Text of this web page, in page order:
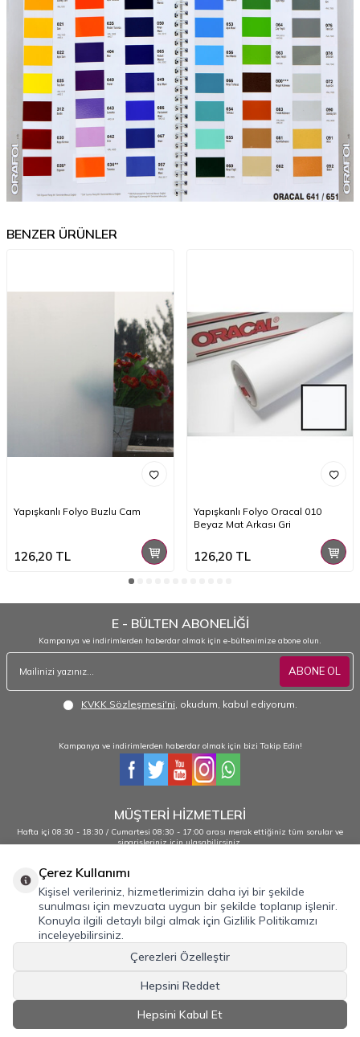
BENZER ÜRÜNLER
Yapışkanlı Folyo Buzlu Cam
126,20 TL
Yapışkanlı Folyo Oracal 010
Beyaz Mat Arkası Gri
126,20TL
E - BÜLTEN ABONELİĞİ
Kampanya ve indirimlerden haberdar olmak için e-bültenimize abone olun.
ABONE OL
KVKK Sözleşmesi'ni , okudum, kabul ediyorum.
Kampanya ve indirimlerden haberdar olmak için bizi Takip Edin!
MÜŞTERİ HİZMETLERİ
Hafta içi 08:30 - 18:30 / Cumartesi 08:30 - 17:00 arası merak ettiğiniz tüm sorular ve
siparişleriniz için ulaşabilirsiniz.
0232 484 38 44 - 0533 330 88 95
Önemli Bilgiler
Hızlı Erişim
Üye
İLETİŞİM
T-SoftE-TicaretSistemleriyle Hazırlanmıştır.
Çerez Kullanımı
Kişisel verileriniz, hizmetlerimizin daha iyi bir şekilde
sunulması için mevzuata uygun bir şekilde toplanıp işlenir.
Konuyla ilgili detaylı bilgi almak için Gizlilik Politikamızı
inceleyebilirsiniz.
Çerezleri Özelleştir
Hepsini Reddet
Hepsini Kabul Et